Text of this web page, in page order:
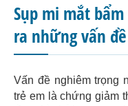
Sụp mi mắt
ra những vấn
Vấn đề nghiêm trọng
trẻ em là chứng giảm